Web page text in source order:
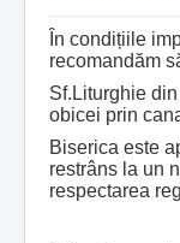
Contact
În condițiile
recomandăm
Sf.Liturghie
obicei prin
Biserica este
restrâns la un
respectarea